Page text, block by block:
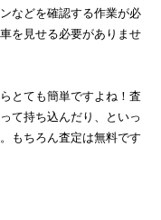
などを確認する作業が必
を見せる必要がありませ
とても簡単ですよね！査
て持ち込んだり、といっ
もちろん査定は無料です